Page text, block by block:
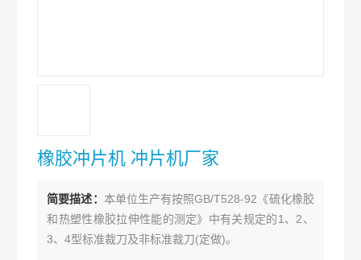
橡胶冲片机 冲片机厂家
简要描述： 本单位生产有按照GB/T528-92《硫化橡胶
和热塑性橡胶拉伸性能的测定》中有关规定的1、2、
3、4型标准裁刀及非标准裁刀(定做)。